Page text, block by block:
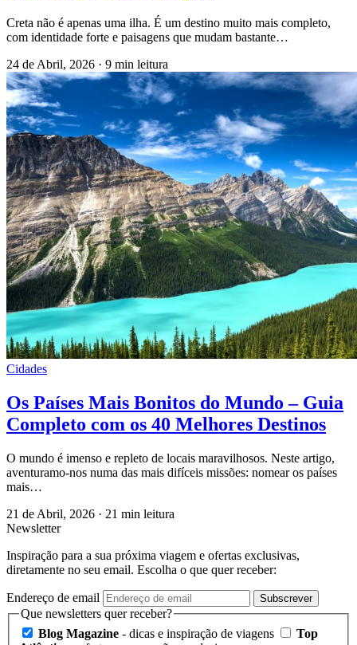
Creta não é apenas uma ilha. É um destino muito mais completo,
com identidade forte e paisagens que mudam bastante…
24 de Abril, 2026 · 9 min leitura
Cidades
Os Países Mais Bonitos do Mundo – Guia
Completo com os 40 Melhores Destinos
O mundo é imenso e repleto de locais maravilhosos. Neste artigo,
aventuramo-nos numa das mais difíceis missões: nomear os países
mais…
21 de Abril, 2026 · 21 min leitura
Newsletter
Inspiração para a sua próxima viagem e ofertas exclusivas,
diretamente no seu email. Escolha o que quer receber:
Endereço de email Subscrever
Que newsletters quer receber?
Blog Magazine - dicas e inspiração de viagens
Top